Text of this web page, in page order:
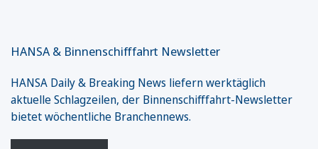
HANSA & Binnenschifffahrt Newsletter
HANSA Daily & Breaking News liefern werktäglich
aktuelle Schlagzeilen, der Binnenschifffahrt-Newsletter
bietet wöchentliche Branchennews.